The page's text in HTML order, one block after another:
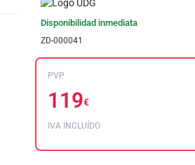
Disponibilidad inmediata
ZD-000041
PVP
119€
IVA INCLUÍDO